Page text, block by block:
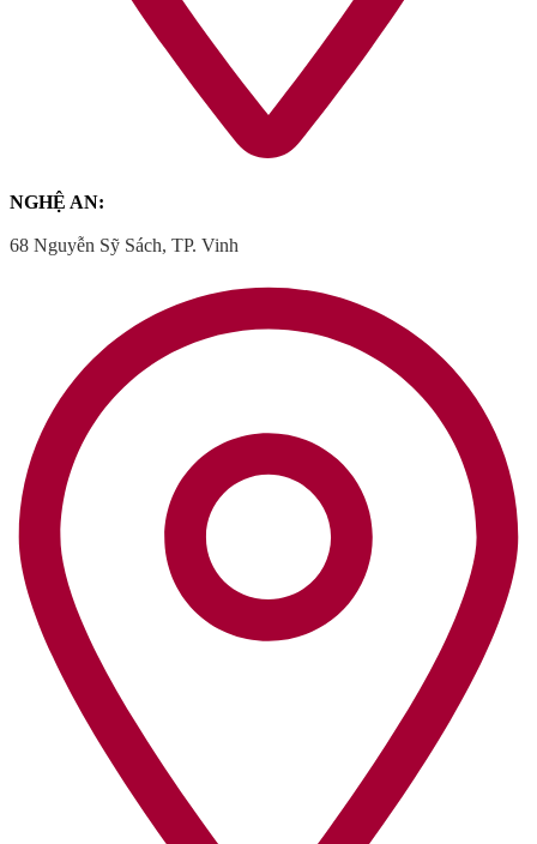
NGHỆ AN:
68 Nguyễn Sỹ Sách, TP. Vinh